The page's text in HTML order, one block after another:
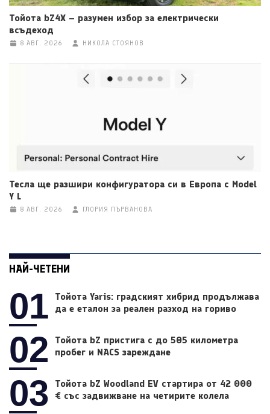
Тойота bZ4X – разумен избор за електрически
всъдеход
8 АВГ. 2026 НИКОЛА СТОЯНОВ
Тесла ще разшири конфигуратора си в Европа с Model
Y L
8 АВГ. 2026 ГЛОРИЯ ПЪРВАНОВА
НАЙ-ЧЕТЕНИ
01
Тойота Yaris: градският хибрид продължава
да е еталон за реален разход на гориво
02
Тойота bZ пристига с до 505 километра
пробег и NACS зареждане
03
Тойота bZ Woodland EV стартира от 42 000
€ със задвижване на четирите колела